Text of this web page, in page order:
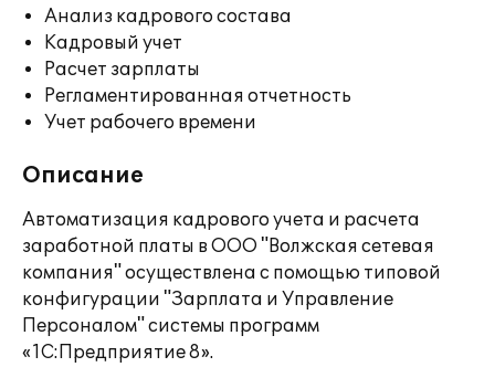
Анализ кадрового состава
Кадровый учет
Расчет зарплаты
Регламентированная отчетность
Учет рабочего времени
Описание
Автоматизация кадрового учета и расчета
заработной платы в ООО "Волжская сетевая
компания" осуществлена с помощью типовой
конфигурации "Зарплата и Управление
Персоналом" системы программ
«1С:Предприятие 8».